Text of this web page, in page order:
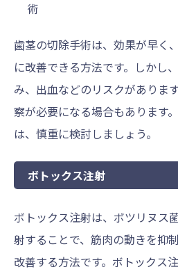
術
歯茎の切除手術は、効果が早く
に改善できる方法です。しかし
み、出血などのリスクがありま
察が必要になる場合もあります
は、慎重に検討しましょう。
ボトックス注射
ボトックス注射は、ボツリヌス
射することで、筋肉の動きを抑
改善する方法です。ボトックス注